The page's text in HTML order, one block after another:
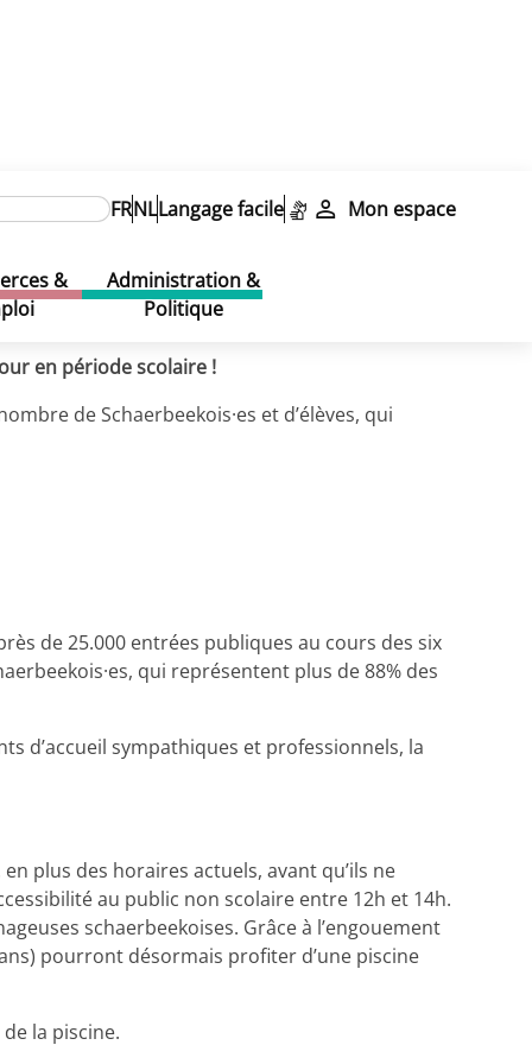
FRNLLangage facile Mon espace
&
Administration &
Politique
en période scolaire !
de Schaerbeekois·es et d’élèves, qui
de 25.000 entrées publiques au cours des six
qui représentent plus de 88% des
d’accueil sympathiques et professionnels, la
plus des horaires actuels, avant qu’ils ne
au public non scolaire entre 12h et 14h.
schaerbeekoises. Grâce à l’engouement
pourront désormais profiter d’une piscine
la piscine.